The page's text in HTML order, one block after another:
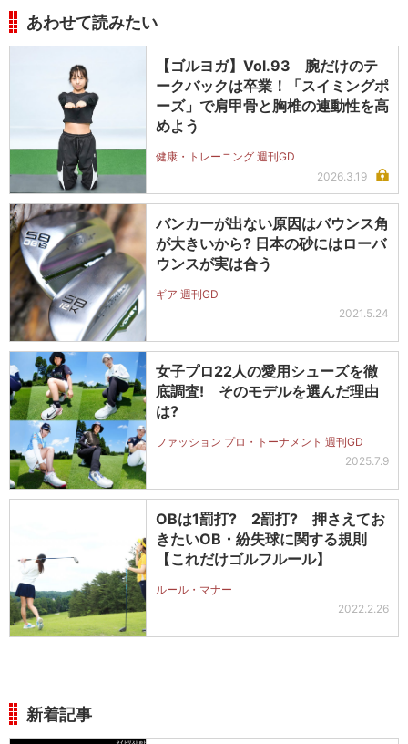
あわせて読みたい
【ゴルヨガ】Vol.93 腕だけのテ
ークバックは卒業！「スイミングポ
ーズ」で肩甲骨と胸椎の連動性を高
めよう
健康・トレーニング 週刊GD
2026.3.19
バンカーが出ない原因はバウンス角
が大きいから? 日本の砂にはローバ
ウンスが実は合う
ギア 週刊GD
2021.5.24
女子プロ22人の愛用シューズを徹
底調査! そのモデルを選んだ理由
は?
ファッション プロ・トーナメント 週刊GD
2025.7.9
OBは1罰打? 2罰打? 押さえてお
きたいOB・紛失球に関する規則
【これだけゴルフルール】
ルール・マナー
2022.2.26
新着記事